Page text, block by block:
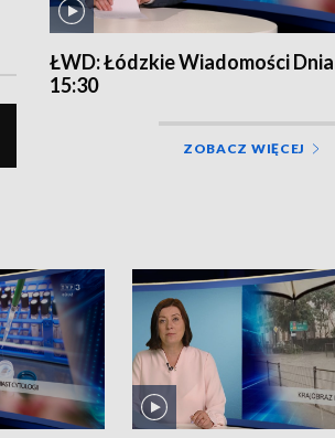
ŁWD: Łódzkie Wiadomości
15:30
ZOBACZ WIĘCEJ